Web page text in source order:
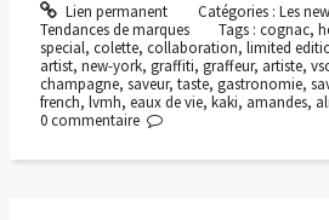
Lien permanent Catégories : Les
Tendances de marques
Tags :cognac,
special, colette, collaboration, limited
artist, new-york, graffiti, graffeur, artiste,
champagne, saveur, taste, gastronomie,
french, lvmh, eaux de vie, kaki, amandes,
0 commentaire